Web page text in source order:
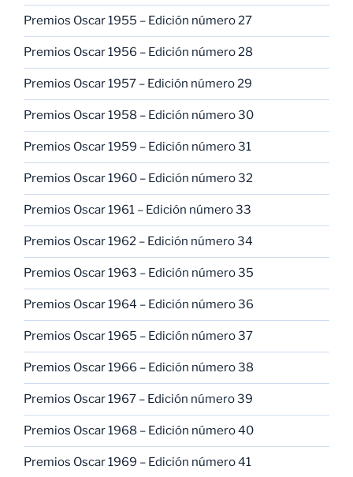
Premios Oscar 1955 – Edición número 27
Premios Oscar 1956 – Edición número 28
Premios Oscar 1957 – Edición número 29
Premios Oscar 1958 – Edición número 30
Premios Oscar 1959 – Edición número 31
Premios Oscar 1960 – Edición número 32
Premios Oscar 1961 – Edición número 33
Premios Oscar 1962 – Edición número 34
Premios Oscar 1963 – Edición número 35
Premios Oscar 1964 – Edición número 36
Premios Oscar 1965 – Edición número 37
Premios Oscar 1966 – Edición número 38
Premios Oscar 1967 – Edición número 39
Premios Oscar 1968 – Edición número 40
Premios Oscar 1969 – Edición número 41